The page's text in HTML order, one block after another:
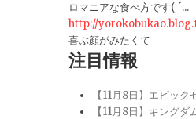
ロマニアな食べ方です( ´...
http://
喜ぶ顔がみたくて
注目情報
【11月8日】エピッ
【11月8日】キング